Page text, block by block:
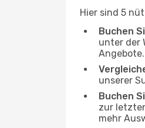
Hier sind 5
Buchen
unter der
Angebote.
unserer
Buchen
zur
mehr